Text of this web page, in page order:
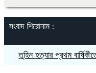
সংবাদ শিরোনাম :
তুহিন হত্যার প্রথম বার্ষিকীতে